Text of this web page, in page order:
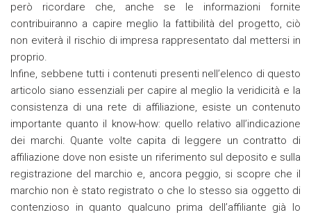
però ricordare che, anche se le informazioni fornite
contribuiranno a capire meglio la fattibilità del progetto, ciò
non eviterà il rischio di impresa rappresentato dal mettersi in
proprio.
Infine, sebbene tutti i contenuti presenti nell’elenco di questo
articolo siano essenziali per capire al meglio la veridicità e la
consistenza di una rete di affiliazione, esiste un contenuto
importante quanto il know-how: quello relativo all’indicazione
dei marchi. Quante volte capita di leggere un contratto di
affiliazione dove non esiste un riferimento sul deposito e sulla
registrazione del marchio e, ancora peggio, si scopre che il
marchio non è stato registrato o che lo stesso sia oggetto di
contenzioso in quanto qualcuno prima dell’affiliante già lo